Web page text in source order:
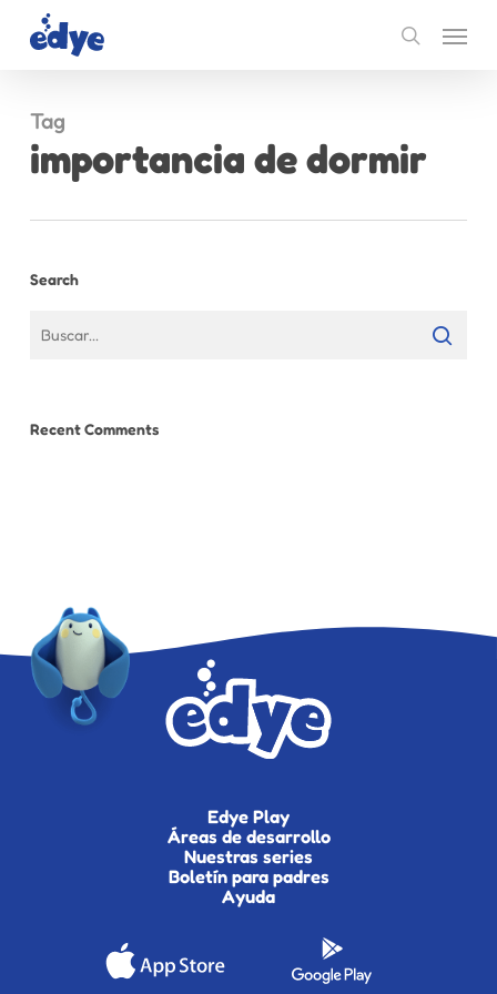
search
Menu
Tag
importancia de dormir
Search
Recent Comments
Edye Play
Áreas de desarrollo
Nuestras series
Boletín para padres
Ayuda